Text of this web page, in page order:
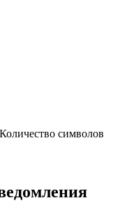
Количество символов